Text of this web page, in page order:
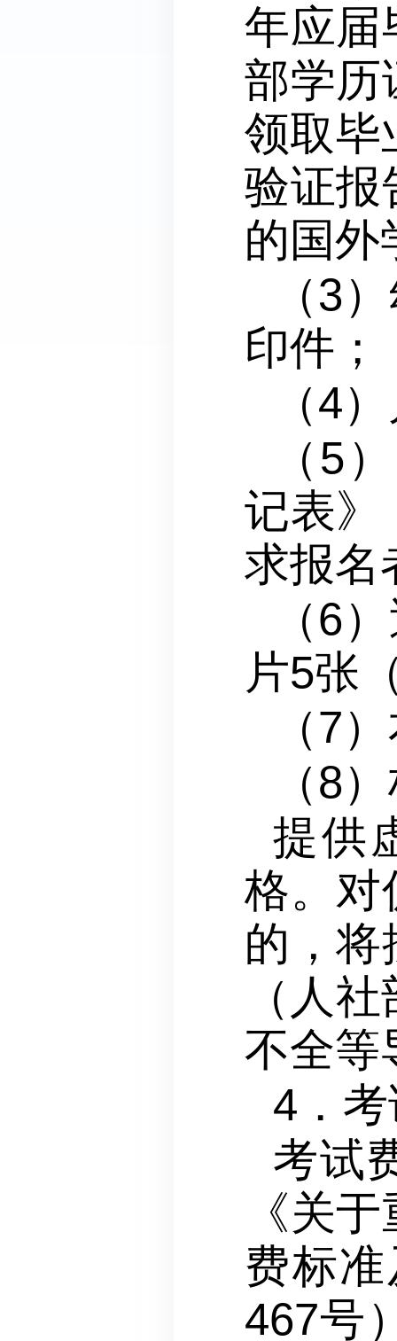
年应届
部学历
领取毕
验证报
的国外
（3
印件；
（4
（5
记表》
求报名
（6
片5张
（7
（8
提供
格。对
的，将
（人
不全等
4．
考试
《关
费标
467号